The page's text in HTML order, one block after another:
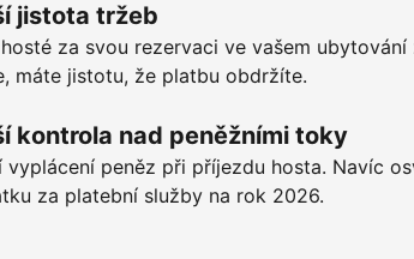
jistota tržeb
za svou rezervaci ve vašem
máte jistotu, že platbu obdržíte.
kontrola nad peněžními toky
vyplácení peněz při příjezdu hosta. Navíc
za platební služby na rok 2026.